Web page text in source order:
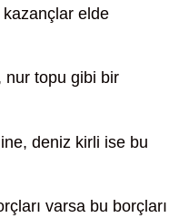
elde
nur topu gibi bir
deniz kirli ise bu
varsa bu borçları